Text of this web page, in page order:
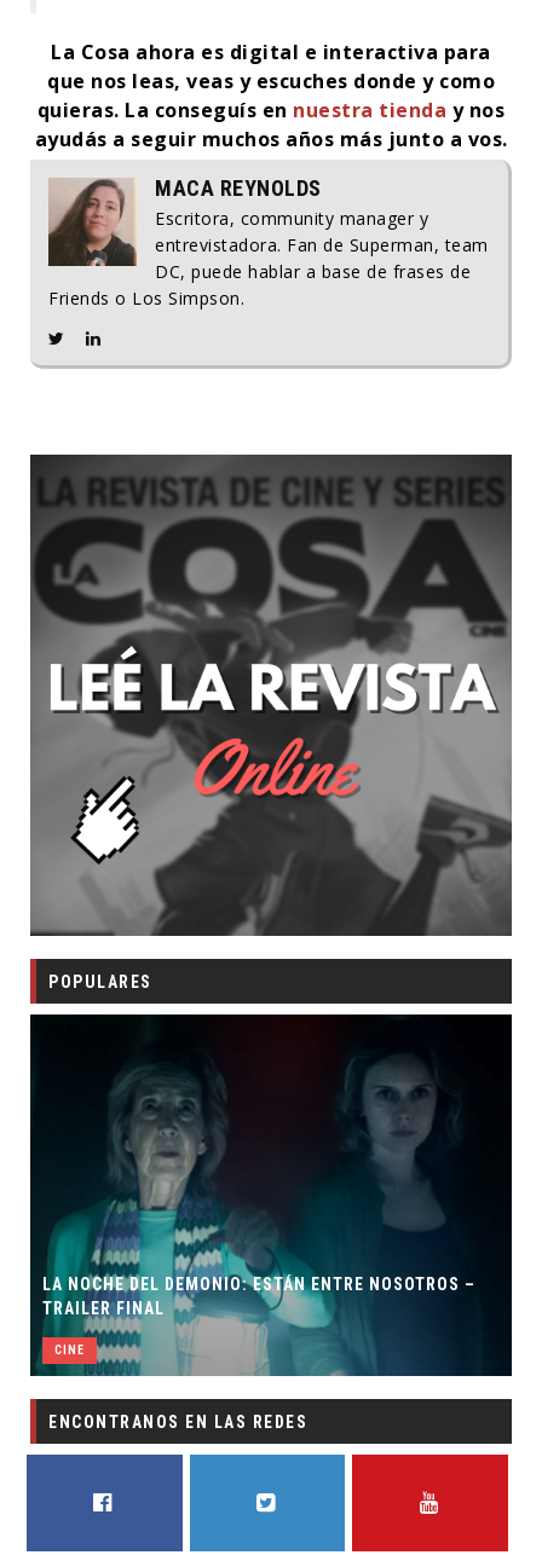
La Cosa ahora es digital e interactiva para
que nos leas, veas y escuches donde y como
quieras. La conseguís en nuestra tienda y nos
ayudás a seguir muchos años más junto a vos.
MACA REYNOLDS
Escritora, community manager y
entrevistadora. Fan de Superman, team
DC, puede hablar a base de frases de
Friends o Los Simpson.
POPULARES
LA NOCHE DEL DEMONIO: ESTÁN ENTRE NOSOTROS –
TRAILER FINAL
CINE
ENCONTRANOS EN LAS REDES